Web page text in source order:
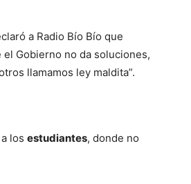
a Radio Bío Bío que
Gobierno no da soluciones,
llamamos ley maldita”.
los estudiantes, donde no